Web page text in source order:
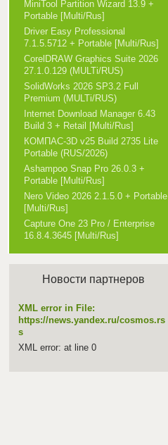
MiniTool Partition Wizard 13.9 +
Portable [Multi/Rus]
Driver Easy Professional
7.1.5.5712 + Portable [Multi/Rus]
CorelDRAW Graphics Suite 2026
27.1.0.129 (MULTi/RUS)
SolidWorks 2026 SP3.2 Full
Premium (MULTi/RUS)
Internet Download Manager 6.43
Build 3 + Retail [Multi/Rus]
КОМПАС-3D v25 Build 2735 Lite
Portable (RUS/2026)
Ashampoo Snap Pro 26.0.3 +
Portable [Multi/Rus]
Nero Video 2026 2.1.5.0 + Portable
[Multi/Rus]
Capture One 23 Pro / Enterprise
16.8.4.3645 [Multi/Rus]
Новости партнеров
XML error in File:
https://news.yandex.ru/cosmos.rs
s
XML error: at line 0